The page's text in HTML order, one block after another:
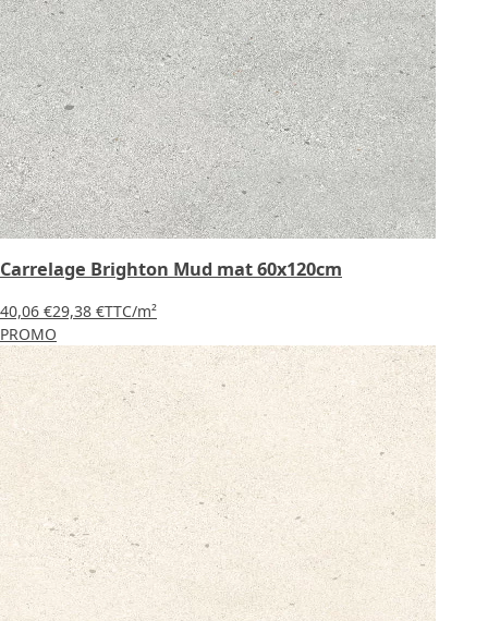
Carrelage Brighton Mud mat 60x120cm
40,06 €29,38 €TTC/m²
PROMO